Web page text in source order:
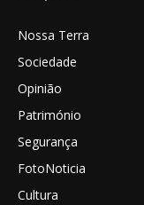
Nossa Terra
Sociedade
Opinião
Património
Segurança
FotoNoticia
Cultura